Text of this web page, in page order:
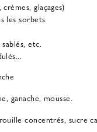
glaçages)
les sorbets
etc.
ganache, mousse.
concentrés, sucre